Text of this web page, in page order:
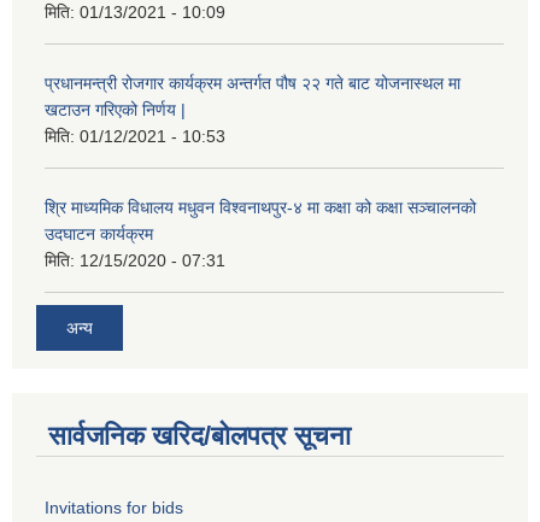
मिति: 01/13/2021 - 10:09
प्रधानमन्त्री रोजगार कार्यक्रम अन्तर्गत पौष २२ गते बाट योजनास्थल मा
खटाउन गरिएको निर्णय |
मिति: 01/12/2021 - 10:53
श्रि माध्यमिक विधालय मधुवन विश्वनाथपुर-४ मा कक्षा को कक्षा सञ्चालनको
उदघाटन कार्यक्रम
मिति: 12/15/2020 - 07:31
अन्य
सार्वजनिक खरिद/बोलपत्र सूचना
Invitations for bids